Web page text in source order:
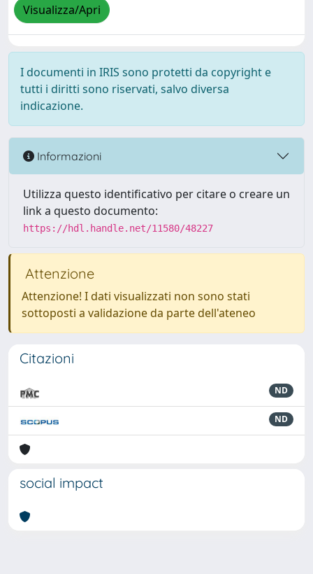
Visualizza/Apri
I documenti in IRIS sono protetti da copyright e
tutti i diritti sono riservati, salvo diversa
indicazione.
Informazioni
Utilizza questo identificativo per citare o creare un
link a questo documento:
https://hdl.handle.net/11580/48227
Attenzione
Attenzione! I dati visualizzati non sono stati
sottoposti a validazione da parte dell'ateneo
Citazioni
ND
ND
social impact